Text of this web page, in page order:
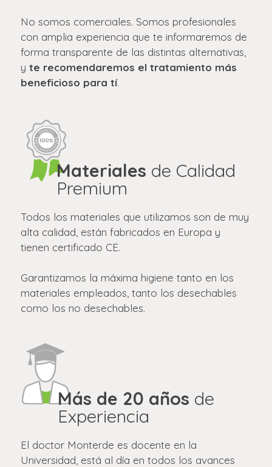
No somos comerciales. Somos profesionales
con amplia experiencia que te informaremos de
forma transparente de las distintas alternativas,
y te recomendaremos el tratamiento más
beneficioso para tí.
Materiales de Calidad
Premium
Todos los materiales que utilizamos son de muy
alta calidad, están fabricados en Europa y
tienen certificado CE.
Garantizamos la máxima higiene tanto en los
materiales empleados, tanto los desechables
como los no desechables.
Más de 20 años de
Experiencia
El doctor Monterde es docente en la
Universidad, está al día en todos los avances